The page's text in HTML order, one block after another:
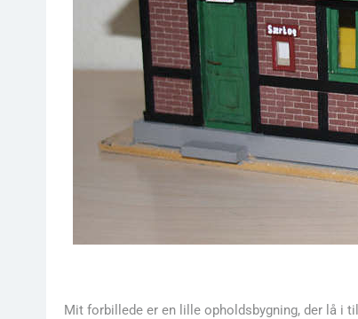
Mit forbillede er en lille opholdsbygning, der lå i